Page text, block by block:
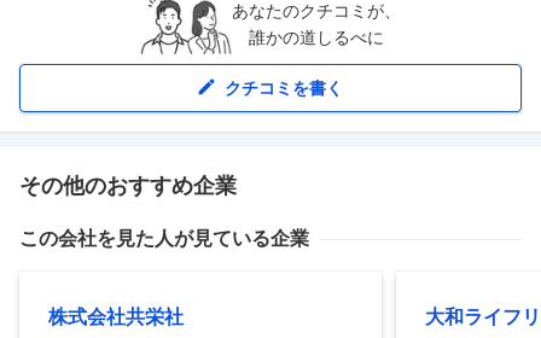
あなたのクチコミが、
誰かの道しるべに
クチコミを書く
その他のおすすめ企業
この会社を見た人が見ている企業
株式会社共栄社 大和ライフ